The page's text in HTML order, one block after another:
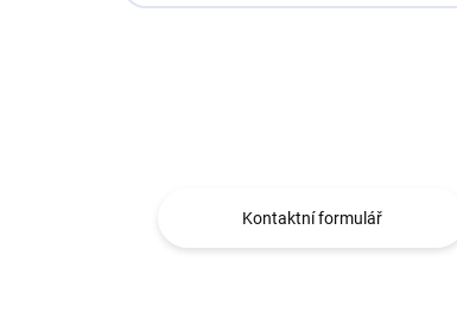
Kontaktní formulář